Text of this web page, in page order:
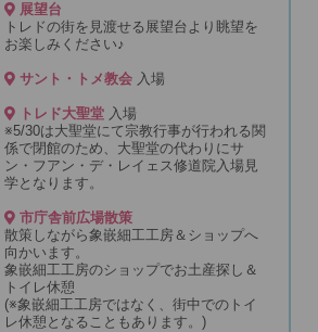
展望台
トレドの街を見渡せる展望台より眺望を
お楽しみください♪
サント・トメ教会 入場
トレド大聖堂 入場
※5/30は大聖堂にて宗教行事が行われる関
係で閉館のため、大聖堂の代わりにサ
ン・フアン・デ・レイェス修道院入場見
学となります。
市庁舎前広場散策
散策しながら象嵌細工工房＆ショップへ
向かいます。
象嵌細工工房のショップでお土産探し＆
トイレ休憩
(※象嵌細工工房ではなく、街中でのトイ
レ休憩となることもあります。)